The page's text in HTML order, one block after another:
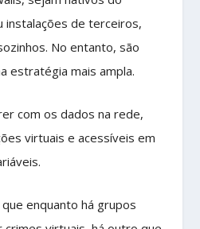
instalações de terceiros,
No entanto, são
estratégia mais ampla.
com os dados na rede,
virtuais e acessíveis em
enquanto há grupos